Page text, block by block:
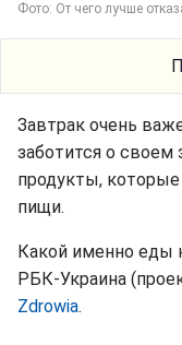
Фото: От чего лучше
Завтрак очень
заботится о
продукты,
пищи.
Какой именно еды
РБК-Украина
Zdrowia.